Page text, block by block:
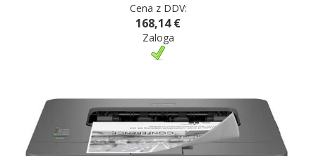
Cena z DDV:
168,14 €
Zaloga